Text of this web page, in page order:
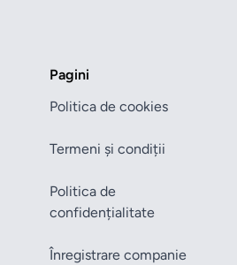
Pagini
Politica de cookies
Termeni și condiții
Politica de
confidențialitate
Înregistrare companie